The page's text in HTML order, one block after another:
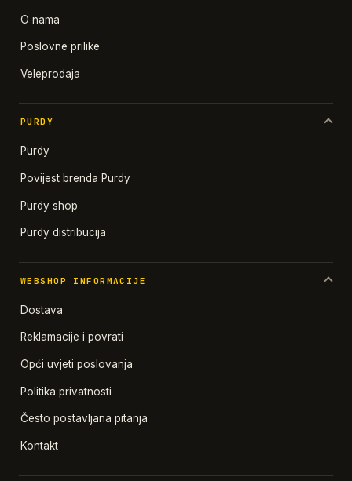
O nama
Poslovne prilike
Veleprodaja
PURDY
Purdy
Povijest brenda Purdy
Purdy shop
Purdy distribucija
WEBSHOP INFORMACIJE
Dostava
Reklamacije i povrati
Opći uvjeti poslovanja
Politika privatnosti
Često postavljana pitanja
Kontakt